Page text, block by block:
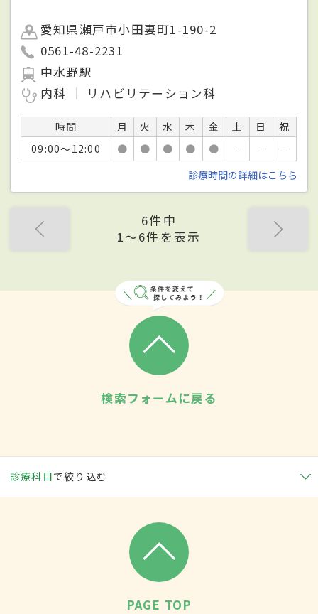
愛知県瀬戸市小田妻町1-190-2
0561-48-2231
中水野駅
内科
リハビリテーション科
時間 月 火 水 木 金 土 日
祝
09:00～12:00
● ● ● ● ● － －
－
診療時間の詳細はこちら
6件中
1〜6件を表示
検索フォームに戻る
診療科目で絞り込む
PAGE TOP